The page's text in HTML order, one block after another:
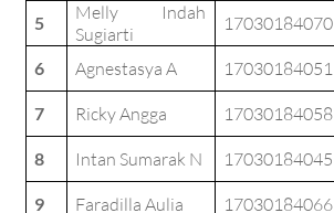
5
Melly Indah
Sugiarti
17030184070
6 Agnestasya A 17030184051
7 Ricky Angga 17030184058
8 Intan Sumarak N 17030184045
9 Faradilla Aulia 17030184066